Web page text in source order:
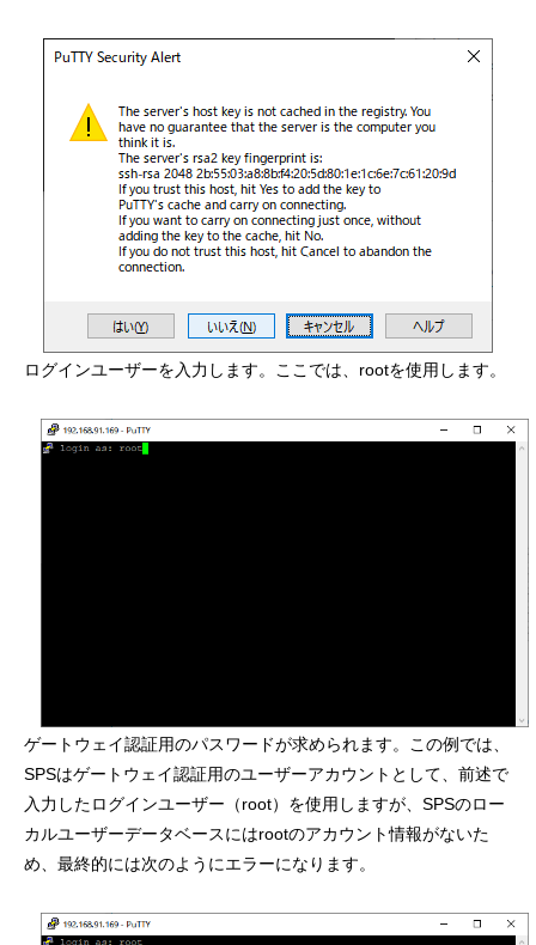
ログインユーザーを入力します。ここでは、rootを使用します。
ゲートウェイ認証用のパスワードが求められます。この例では、
SPSはゲートウェイ認証用のユーザーアカウントとして、前述で
入力したログインユーザー（root）を使用しますが、SPSのロー
カルユーザーデータベースにはrootのアカウント情報がないた
め、最終的には次のようにエラーになります。